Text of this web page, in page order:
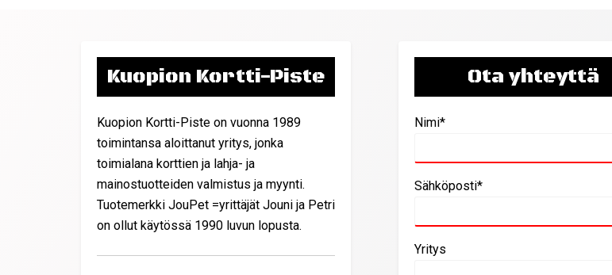
Kuopion Kortti-Piste
Kuopion Kortti-Piste on vuonna 1989
toimintansa aloittanut yritys, jonka
toimialana korttien ja lahja- ja
mainostuotteiden valmistus ja myynti.
Tuotemerkki JouPet =yrittäjät Jouni ja Petri
on ollut käytössä 1990 luvun lopusta.
Ota yhteyttä
Nimi*
Sähköposti*
Yritys